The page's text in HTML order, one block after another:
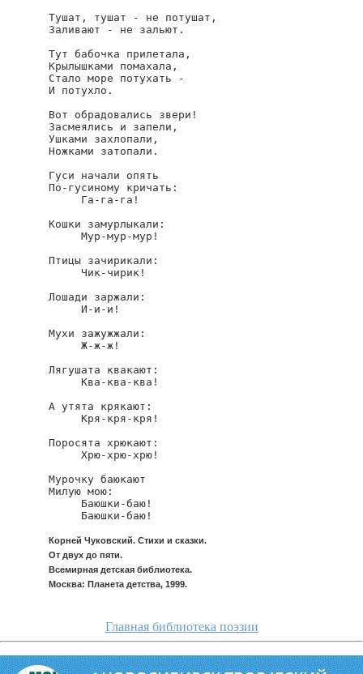
Тушат, тушат - не потушат,
Заливают - не зальют.
Тут бабочка прилетала,
Крылышками помахала,
Стало море потухать -
И потухло.
Вот обрадовались звери!
Засмеялись и запели,
Ушками захлопали,
Ножками затопали.
Гуси начали опять
По-гусиному кричать:
     Га-га-га!
Кошки замурлыкали:
     Мур-мур-мур!
Птицы зачирикали:
     Чик-чирик!
Лошади заржали:
     И-и-и!
Мухи зажужжали:
     Ж-ж-ж!
Лягушата квакают:
     Ква-ква-ква!
А утята крякают:
     Кря-кря-кря!
Поросята хрюкают:
     Хрю-хрю-хрю!
Мурочку баюкают
Милую мою:
     Баюшки-баю!
     Баюшки-баю!
Корней Чуковский. Стихи и сказки.
От двух до пяти.
Всемирная детская библиотека.
Москва: Планета детства, 1999.
Главная библиотека поэзии